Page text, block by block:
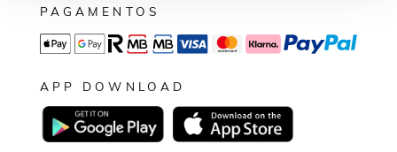
PAGAMENTOS
APP DOWNLOAD